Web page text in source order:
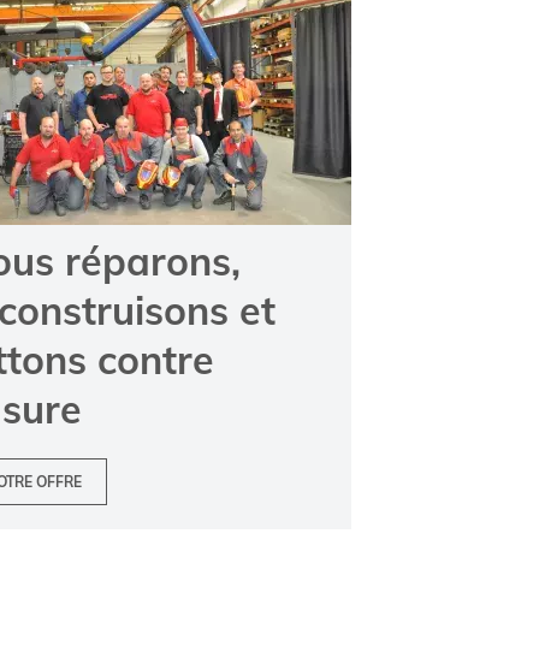
réparons,
et
contre
OFFRE